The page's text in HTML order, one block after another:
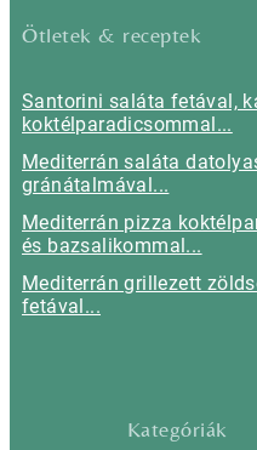
Ötletek & receptek
Santorini saláta fetával,
koktélparadicsommal...
Mediterrán saláta
gránátalmával...
Mediterrán pizza
és bazsalikommal...
Mediterrán grillezett
fetával...
Kategóriák